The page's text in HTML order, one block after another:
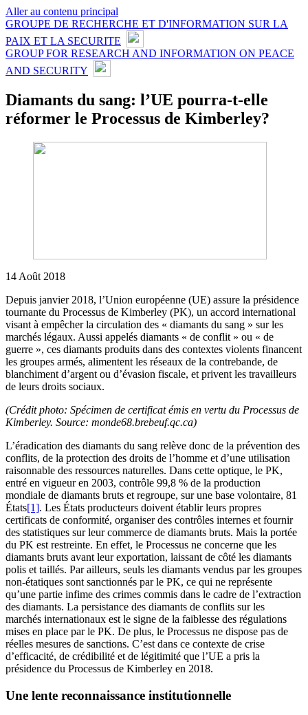
Aller au contenu principal
GROUPE DE RECHERCHE ET D'INFORMATION SUR LA
PAIX ET LA SECURITE
GROUP FOR RESEARCH AND INFORMATION ON PEACE
AND SECURITY
Diamants du sang: l’UE pourra-t-elle
réformer le Processus de Kimberley?
14 Août 2018
Depuis janvier 2018, l’Union européenne (UE) assure la présidence
tournante du Processus de Kimberley (PK), un accord international
visant à empêcher la circulation des « diamants du sang » sur les
marchés légaux. Aussi appelés diamants « de conflit » ou « de
guerre », ces diamants produits dans des contextes violents financent
les groupes armés, alimentent les réseaux de la contrebande, de
blanchiment d’argent ou d’évasion fiscale, et privent les travailleurs
de leurs droits sociaux.
(Crédit photo: Spécimen de certificat émis en vertu du Processus de
Kimberley. Source: monde68.brebeuf.qc.ca)
L’éradication des diamants du sang relève donc de la prévention des
conflits, de la protection des droits de l’homme et d’une utilisation
raisonnable des ressources naturelles. Dans cette optique, le PK,
entré en vigueur en 2003, contrôle 99,8 % de la production
mondiale de diamants bruts et regroupe, sur une base volontaire, 81
États[1]. Les États producteurs doivent établir leurs propres
certificats de conformité, organiser des contrôles internes et fournir
des statistiques sur leur commerce de diamants bruts. Mais la portée
du PK est restreinte. En effet, le Processus ne concerne que les
diamants bruts avant leur exportation, laissant de côté les diamants
polis et taillés. Par ailleurs, seuls les diamants vendus par les groupes
non-étatiques sont sanctionnés par le PK, ce qui ne représente
qu’une partie infime des crimes commis dans le cadre de l’extraction
des diamants. La persistance des diamants de conflits sur les
marchés internationaux est le signe de la faiblesse des régulations
mises en place par le PK. De plus, le Processus ne dispose pas de
réelles mesures de sanctions. C’est dans ce contexte de crise
d’efficacité, de crédibilité et de légitimité que l’UE a pris la
présidence du Processus de Kimberley en 2018.
Une lente reconnaissance institutionnelle